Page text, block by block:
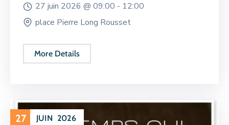
27 juin 2026 @ 09:00 - 12:00
place Pierre Long Rousset
More Details
27 JUIN 2026